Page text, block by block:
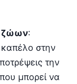
ζώων:
στην
την
μπορεί να